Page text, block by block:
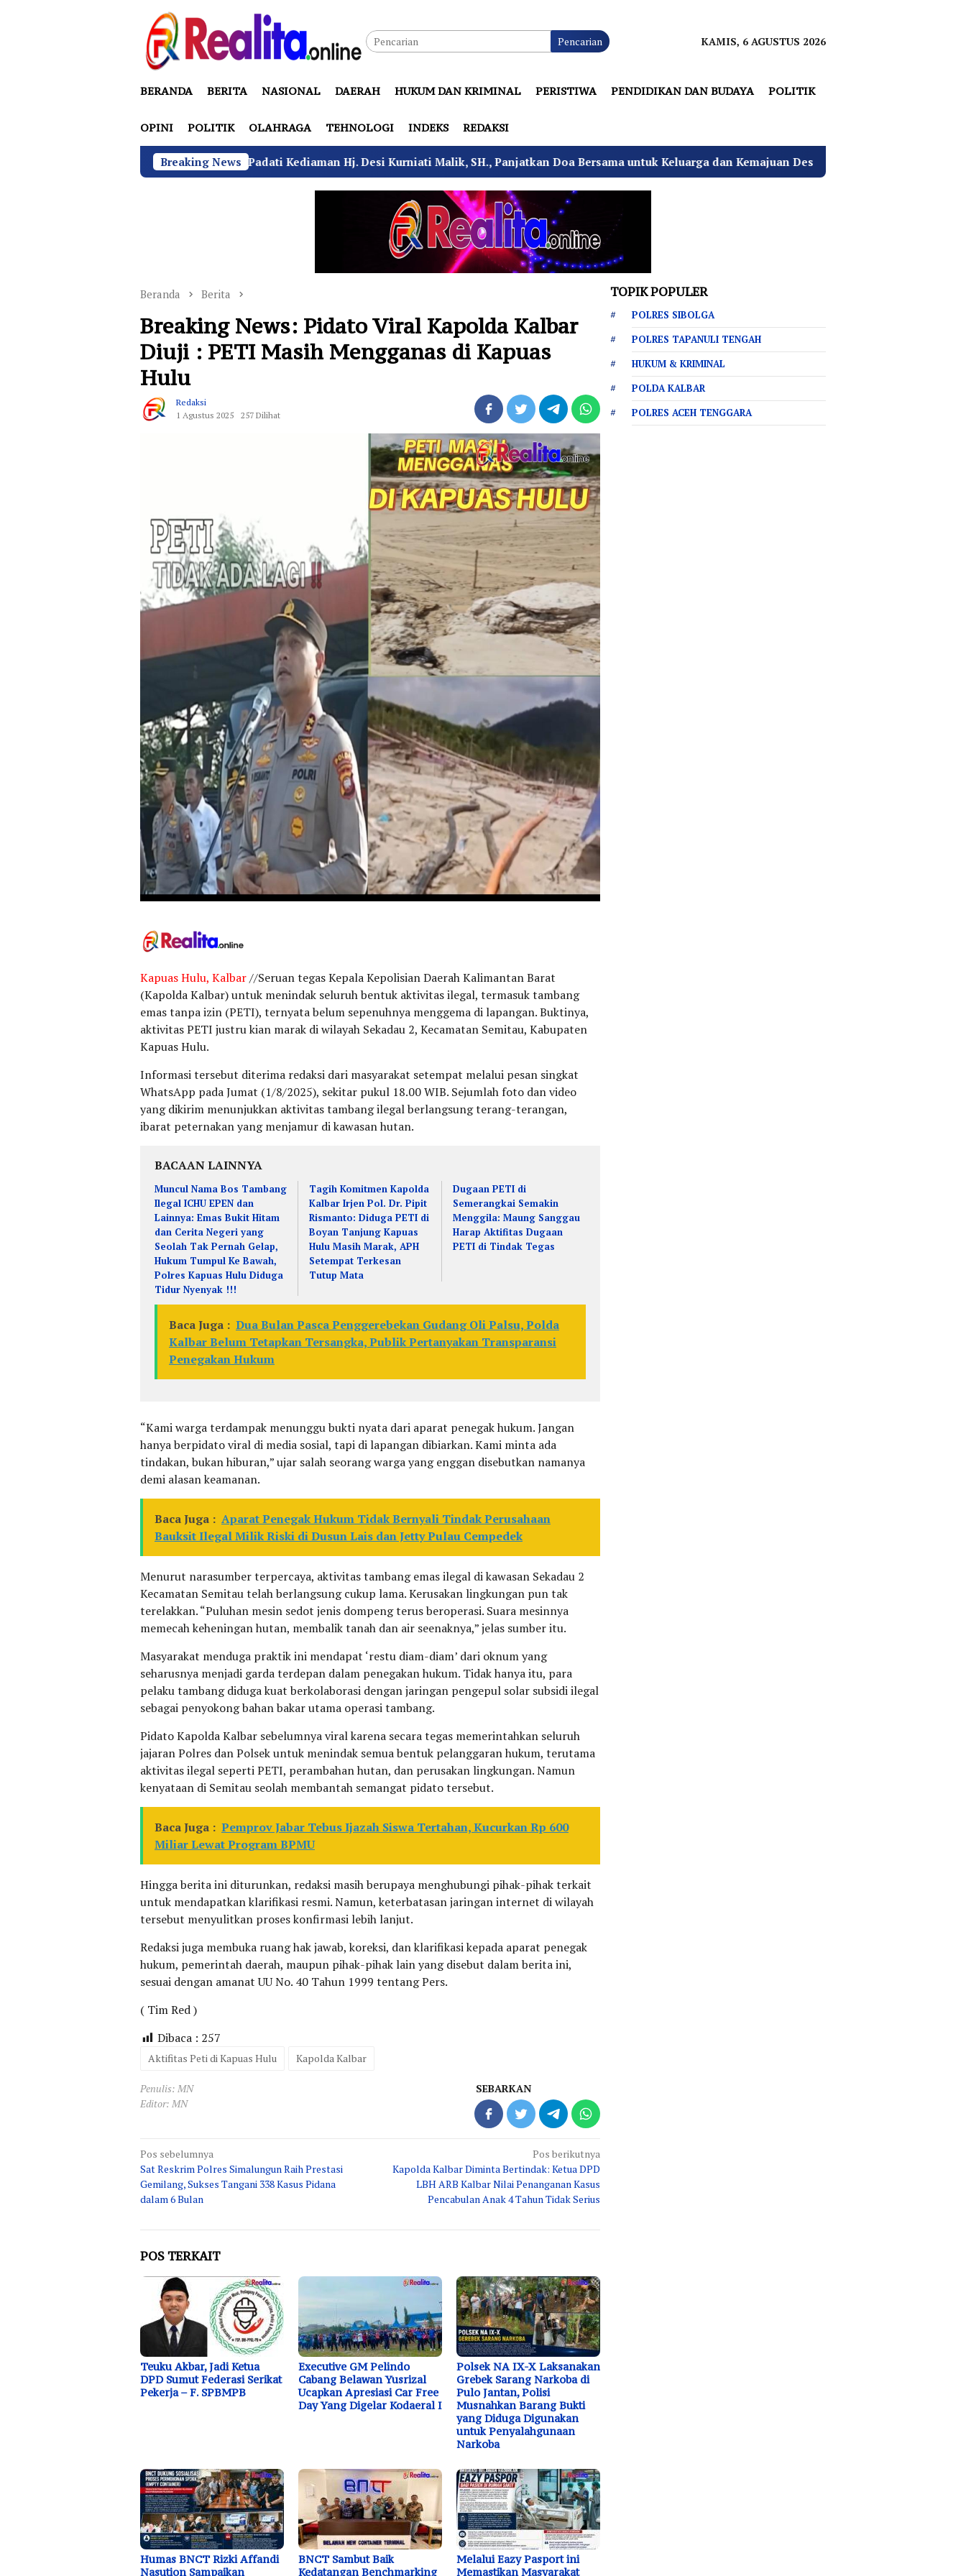
Pencarian KAMIS, 6 AGUSTUS 2026
BERANDA BERITA NASIONAL DAERAH HUKUM DAN KRIMINAL PERISTIWA PENDIDIKAN DAN BUDAYA POLITIK
OPINI POLITIK OLAHRAGA TEHNOLOGI INDEKS REDAKSI
Breaking News
Warga Sukamulya Padati Kediaman Hj. Desi Kurniati Malik, SH., Panjatkan Doa Bersama untuk Keluarga dan Kemajuan Desa Teuku Akbar, Jadi Ketua DPD Sumut
Beranda Berita
Breaking News: Pidato Viral Kapolda Kalbar
Diuji : PETI Masih Mengganas di Kapuas
Hulu
Redaksi
1 Agustus 2025
257 Dilihat
Kapuas Hulu, Kalbar//Seruan tegas Kepala Kepolisian Daerah Kalimantan Barat
(Kapolda Kalbar) untuk menindak seluruh bentuk aktivitas ilegal, termasuk tambang
emas tanpa izin (PETI), ternyata belum sepenuhnya menggema di lapangan. Buktinya,
aktivitas PETI justru kian marak di wilayah Sekadau 2, Kecamatan Semitau, Kabupaten
Kapuas Hulu.
Informasi tersebut diterima redaksi dari masyarakat setempat melalui pesan singkat
WhatsApp pada Jumat (1/8/2025), sekitar pukul 18.00 WIB. Sejumlah foto dan video
yang dikirim menunjukkan aktivitas tambang ilegal berlangsung terang-terangan,
ibarat peternakan yang menjamur di kawasan hutan.
BACAAN LAINNYA
Muncul Nama Bos Tambang
Ilegal ICHU EPEN dan
Lainnya: Emas Bukit Hitam
dan Cerita Negeri yang
Seolah Tak Pernah Gelap,
Hukum Tumpul Ke Bawah,
Polres Kapuas Hulu Diduga
Tidur Nyenyak !!!
Tagih Komitmen Kapolda
Kalbar Irjen Pol. Dr. Pipit
Rismanto: Diduga PETI di
Boyan Tanjung Kapuas
Hulu Masih Marak, APH
Setempat Terkesan
Tutup Mata
Dugaan PETI di
Semerangkai Semakin
Menggila: Maung Sanggau
Harap Aktifitas Dugaan
PETI di Tindak Tegas
Baca Juga : Dua Bulan Pasca Penggerebekan Gudang Oli Palsu, Polda
Kalbar Belum Tetapkan Tersangka, Publik Pertanyakan Transparansi
Penegakan Hukum
“Kami warga terdampak menunggu bukti nyata dari aparat penegak hukum. Jangan
hanya berpidato viral di media sosial, tapi di lapangan dibiarkan. Kami minta ada
tindakan, bukan hiburan,” ujar salah seorang warga yang enggan disebutkan namanya
demi alasan keamanan.
Baca Juga : Aparat Penegak Hukum Tidak Bernyali Tindak Perusahaan
Bauksit Ilegal Milik Riski di Dusun Lais dan Jetty Pulau Cempedek
Menurut narasumber terpercaya, aktivitas tambang emas ilegal di kawasan Sekadau 2
Kecamatan Semitau telah berlangsung cukup lama. Kerusakan lingkungan pun tak
terelakkan. “Puluhan mesin sedot jenis dompeng terus beroperasi. Suara mesinnya
memecah keheningan hutan, membalik tanah dan air seenaknya,” jelas sumber itu.
Masyarakat menduga praktik ini mendapat ‘restu diam-diam’ dari oknum yang
seharusnya menjadi garda terdepan dalam penegakan hukum. Tidak hanya itu, para
pelaku tambang diduga kuat berkolaborasi dengan jaringan pengepul solar subsidi ilegal
sebagai penyokong bahan bakar utama operasi tambang.
Pidato Kapolda Kalbar sebelumnya viral karena secara tegas memerintahkan seluruh
jajaran Polres dan Polsek untuk menindak semua bentuk pelanggaran hukum, terutama
aktivitas ilegal seperti PETI, perambahan hutan, dan perusakan lingkungan. Namun
kenyataan di Semitau seolah membantah semangat pidato tersebut.
Baca Juga : Pemprov Jabar Tebus Ijazah Siswa Tertahan, Kucurkan Rp 600
Miliar Lewat Program BPMU
Hingga berita ini diturunkan, redaksi masih berupaya menghubungi pihak-pihak terkait
untuk mendapatkan klarifikasi resmi. Namun, keterbatasan jaringan internet di wilayah
tersebut menyulitkan proses konfirmasi lebih lanjut.
Redaksi juga membuka ruang hak jawab, koreksi, dan klarifikasi kepada aparat penegak
hukum, pemerintah daerah, maupun pihak-pihak lain yang disebut dalam berita ini,
sesuai dengan amanat UU No. 40 Tahun 1999 tentang Pers.
( Tim Red )
Dibaca : 257
Aktifitas Peti di Kapuas Hulu Kapolda Kalbar
Penulis: MN
Editor: MN
SEBARKAN
Navigasi
pos
Pos sebelumnya
Sat Reskrim Polres Simalungun Raih Prestasi
Gemilang, Sukses Tangani 338 Kasus Pidana
dalam 6 Bulan
Pos berikutnya
Kapolda Kalbar Diminta Bertindak: Ketua DPD
LBH ARB Kalbar Nilai Penanganan Kasus
Pencabulan Anak 4 Tahun Tidak Serius
POS TERKAIT
Teuku Akbar, Jadi Ketua
DPD Sumut Federasi Serikat
Pekerja – F. SPBMPB
Executive GM Pelindo
Cabang Belawan Yusrizal
Ucapkan Apresiasi Car Free
Day Yang Digelar Kodaeral I
Polsek NA IX-X Laksanakan
Grebek Sarang Narkoba di
Pulo Jantan, Polisi
Musnahkan Barang Bukti
yang Diduga Digunakan
untuk Penyalahgunaan
Narkoba
Humas BNCT Rizki Affandi
Nasution Sampaikan
BNCT Sambut Baik
Kedatangan Benchmarking
Melalui Eazy Pasport ini
Memastikan Masyarakat
TOPIK POPULER
POLRES SIBOLGA
POLRES TAPANULI TENGAH
HUKUM & KRIMINAL
POLDA KALBAR
POLRES ACEH TENGGARA